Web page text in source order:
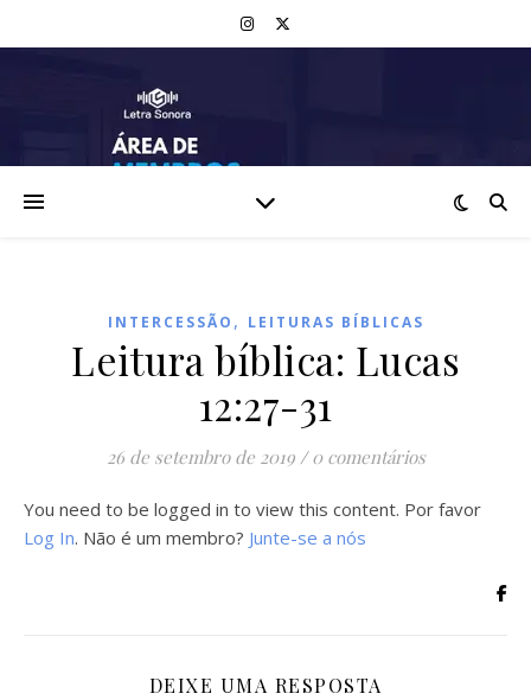
INTERCESSÃO , LEITURAS BÍBLICAS
Leitura bíblica: Lucas
12:27-31
26 de setembro de 2019 / 0 comentários
You need to be logged in to view this content. Por favor
Log In. Não é um membro? Junte-se a nós
DEIXE UMA RESPOSTA